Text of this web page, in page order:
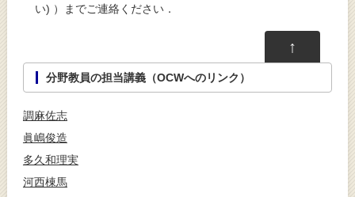
い) ）までご連絡ください．
↑
分野教員の担当講義（OCWへのリンク）
調麻佐志
眞嶋俊造
多久和理実
河西棟馬